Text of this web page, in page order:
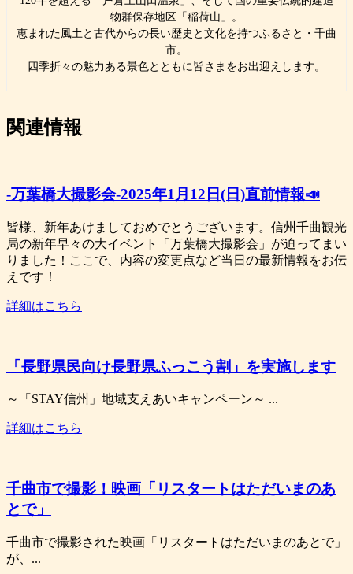
物群保存地区「稲荷山」。
恵まれた風土と古代からの長い歴史と文化を持つふるさと・千曲
市。
四季折々の魅力ある景色とともに皆さまをお出迎えします。
関連情報
-万葉橋大撮影会-2025年1月12日(日)直前情報📣
皆様、新年あけましておめでとうございます。信州千曲観光
局の新年早々の大イベント「万葉橋大撮影会」が迫ってまい
りました！ここで、内容の変更点など当日の最新情報をお伝
えです！
詳細はこちら
「長野県民向け長野県ふっこう割」を実施します
～「STAY信州」地域支えあいキャンペーン～ ...
詳細はこちら
千曲市で撮影！映画「リスタートはただいまのあ
とで」
千曲市で撮影された映画「リスタートはただいまのあとで」
が、...